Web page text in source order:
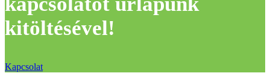
kitöltésével!
Kapcsolat